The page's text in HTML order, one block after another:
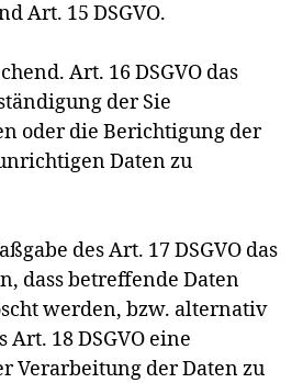
Art. 15 DSGVO.
Art. 16 DSGVO das
der Sie
oder die Berichtigung der
Daten zu
des Art. 17 DSGVO das
dass betreffende Daten
werden, bzw. alternativ
Art. 18 DSGVO eine
Verarbeitung der Daten zu